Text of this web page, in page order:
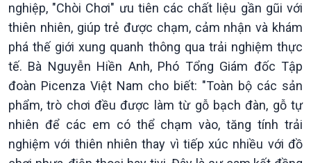
Chính trị
Thế giới
nghiệp, "Chòi Chơi" ưu tiên các chất liệu gần gũi với
thiên nhiên, giúp trẻ được chạm, cảm nhận và khám
phá thế giới xung quanh thông qua trải nghiệm thực
tế. Bà Nguyễn Hiền Anh, Phó Tổng Giám đốc Tập
đoàn Picenza Việt Nam cho biết: "Toàn bộ các sản
phẩm, trò chơi đều được làm từ gỗ bạch đàn, gỗ tự
nhiên để các em có thể chạm vào, tăng tính trải
nghiệm với thiên nhiên thay vì tiếp xúc nhiều với đồ